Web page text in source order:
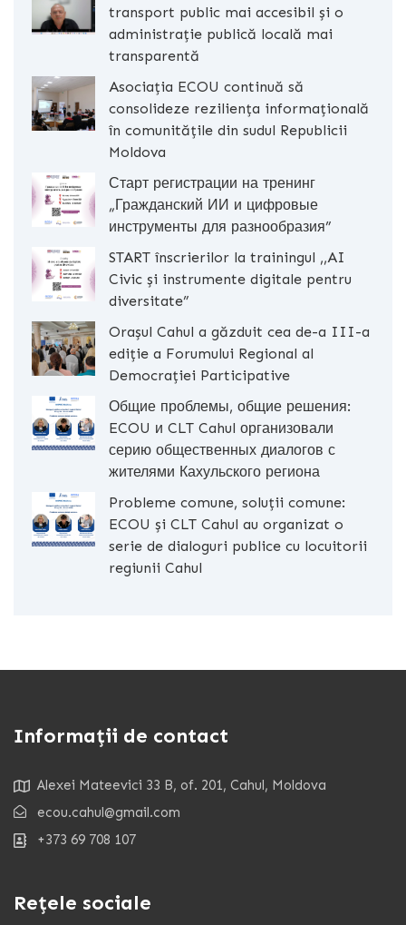
transport public mai accesibil și o
administrație publică locală mai
transparentă
Asociația ECOU continuă să
consolideze reziliența informațională
în comunitățile din sudul Republicii
Moldova
Старт регистрации на тренинг
„Гражданский ИИ и цифровые
инструменты для разнообразия”
START înscrierilor la trainingul ,,AI
Civic și instrumente digitale pentru
diversitate”
Orașul Cahul a găzduit cea de-a III-a
ediție a Forumului Regional al
Democrației Participative
Общие проблемы, общие решения:
ECOU и CLT Cahul организовали
серию общественных диалогов с
жителями Кахульского региона
Probleme comune, soluții comune:
ECOU și CLT Cahul au organizat o
serie de dialoguri publice cu locuitorii
regiunii Cahul
Informații de contact
Alexei Mateevici 33 B, of. 201, Cahul, Moldova
ecou.cahul@gmail.com
+373 69 708 107
Rețele sociale